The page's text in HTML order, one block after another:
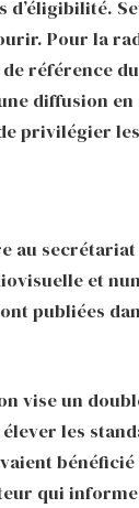
d’éligibilité.
Pour la
référence
diffusion
privilégier
au
et
publiées
vise un
les
bénéficié
qui